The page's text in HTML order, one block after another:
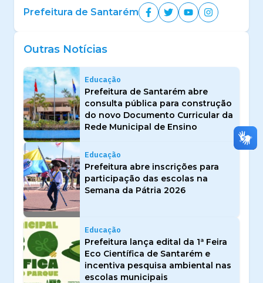
Prefeitura de Santarém
Outras Notícias
Educação
Prefeitura de Santarém abre
consulta pública para construção
do novo Documento Curricular da
Rede Municipal de Ensino
Educação
Prefeitura abre inscrições para
participação das escolas na
Semana da Pátria 2026
Educação
Prefeitura lança edital da 1ª Feira
Eco Científica de Santarém e
incentiva pesquisa ambiental nas
escolas municipais